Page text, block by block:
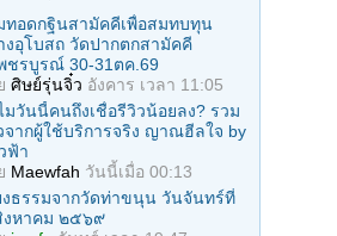
ทอดกฐินสามัคคีเพื่อสมทบทุน
งอุโบสถ วัดปากตกสามัคคี
ชรบูรณ์ 30-31ตค.69
ศิษย์รุ่นจิ๋ว อังคาร เวลา 11:05
มวันนี้คนถึงเชื่อรีวิวน้อยลง? รวม
จากผู้ใช้บริการจริง ญาณฮีลใจ by
ฟ้า
Maewfah วันนี้เมื่อ 00:13
งธรรมจากวัดท่าขนุน วันจันทร์ที่
หาคม ๒๕๖๙